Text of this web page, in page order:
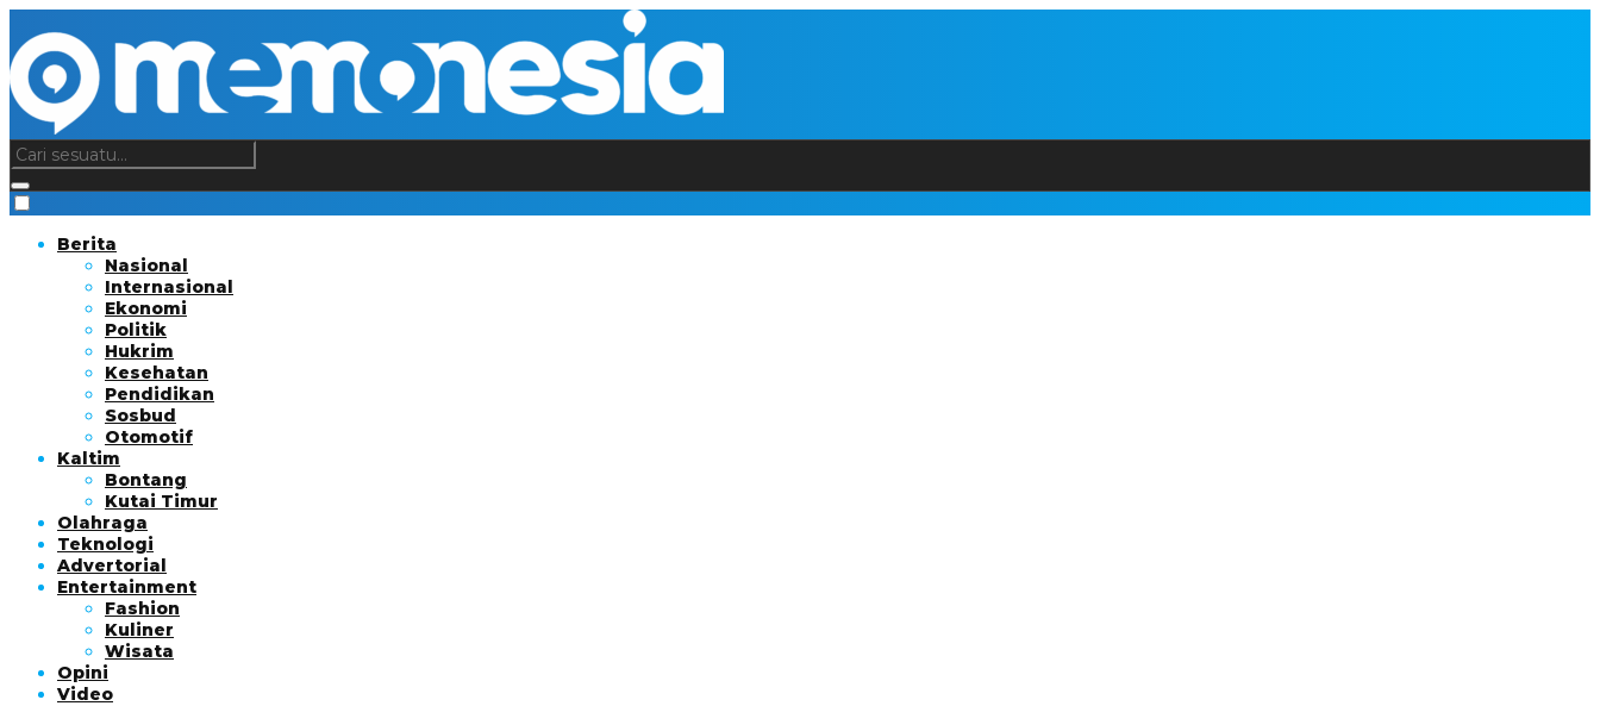
Berita
Nasional
Internasional
Ekonomi
Politik
Hukrim
Kesehatan
Pendidikan
Sosbud
Otomotif
Kaltim
Bontang
Kutai Timur
Olahraga
Teknologi
Advertorial
Entertainment
Fashion
Kuliner
Wisata
Opini
Video